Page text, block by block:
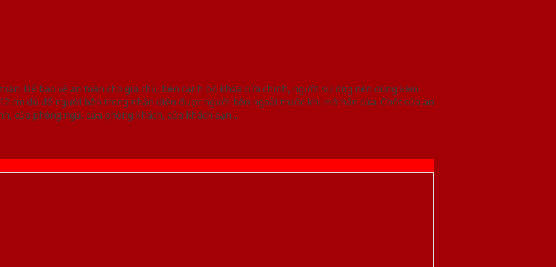
Để bảo vệ an toàn cho gia chủ, bên cạnh bộ khóa cửa chính, người sử dụng nên dùng kèm
cm đủ để người bên trong nhận diện được người bên ngoài trước khi mở hẳn cửa. Chốt cửa an
cửa phòng ngủ, cửa phòng khách, cửa khách sạn…